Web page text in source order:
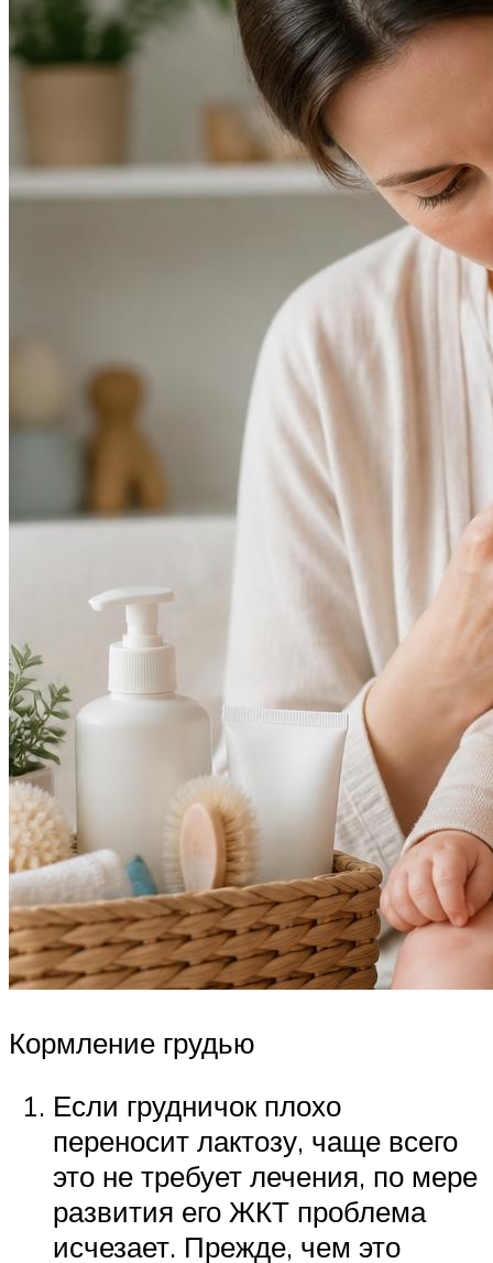
Кормление грудью
Если грудничок плохо
переносит лактозу, чаще всего
это не требует лечения, по мере
развития его ЖКТ проблема
исчезает. Прежде, чем это